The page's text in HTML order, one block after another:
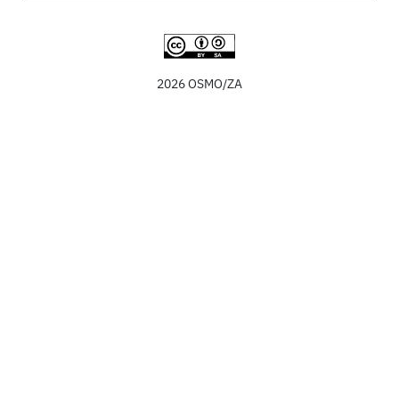
2026 OSMO/ZA